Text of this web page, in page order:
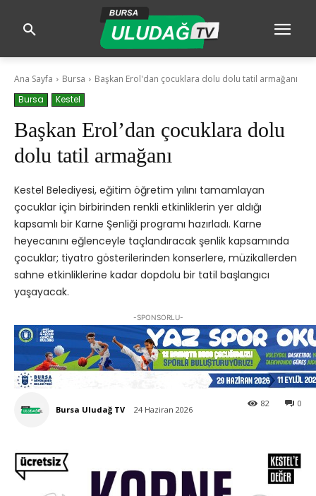
Ana Sayfa Bursa
Başkan Erol'dan çocuklara dolu dolu tatil armağanı
Bursa
Kestel
Başkan Erol’dan çocuklara dolu
dolu tatil armağanı
Kestel Belediyesi, eğitim öğretim yılını tamamlayan
çocuklar için birbirinden renkli etkinliklerin yer aldığı
kapsamlı bir Karne Şenliği programı hazırladı. Karne
heyecanını eğlenceyle taçlandıracak şenlik kapsamında
çocuklar; tiyatro gösterilerinden konserlere, müzikallerden
sahne etkinliklerine kadar dopdolu bir tatil başlangıcı
yaşayacak.
-SPONSORLU-
Bursa Uludağ TV 24 Haziran 2026
0
82